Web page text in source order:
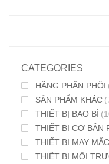
CATEGORIES
HÃNG PHÂN PHỐI
SẢN PHẨM KHÁC
THIẾT BỊ BAO BÌ
THIẾT BỊ CƠ BẢN
THIẾT BỊ MAY MẶC
THIẾT BỊ MÔI